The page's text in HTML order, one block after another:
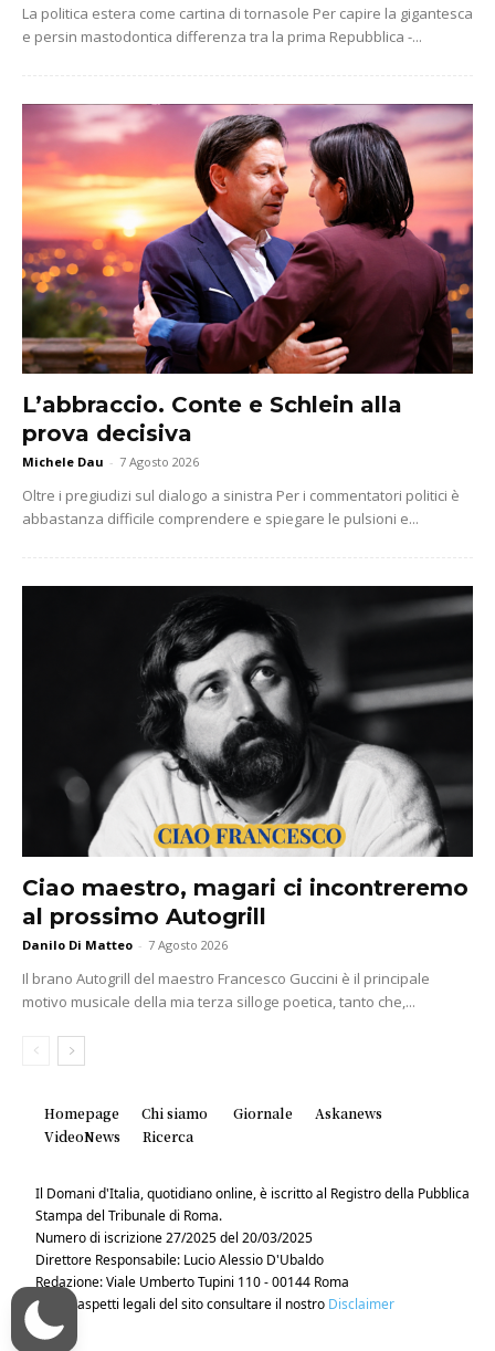
La politica estera come cartina di tornasole Per capire la gigantesca
e persin mastodontica differenza tra la prima Repubblica -...
L’abbraccio. Conte e Schlein alla
prova decisiva
Michele Dau - 7 Agosto 2026
Oltre i pregiudizi sul dialogo a sinistra Per i commentatori politici è
abbastanza difficile comprendere e spiegare le pulsioni e...
Ciao maestro, magari ci incontreremo
al prossimo Autogrill
Danilo Di Matteo - 7 Agosto 2026
Il brano Autogrill del maestro Francesco Guccini è il principale
motivo musicale della mia terza silloge poetica, tanto che,...
Homepage Chi siamo Giornale
Askanews
VideoNews
Ricerca
Il Domani d'Italia, quotidiano online, è iscritto al Registro della Pubblica
Stampa del Tribunale di Roma.
Numero di iscrizione 27/2025 del 20/03/2025
Direttore Responsabile: Lucio Alessio D'Ubaldo
Redazione: Viale Umberto Tupini 110 - 00144 Roma
Per gli aspetti legali del sito consultare il nostro Disclaimer